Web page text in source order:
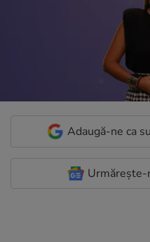
Adaugă-ne ca
Urmărește-